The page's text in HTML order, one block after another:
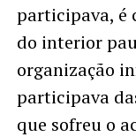
participava, é
do interior
organização
participava
que sofreu o